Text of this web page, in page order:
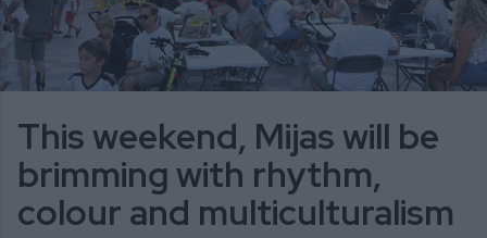
This weekend, Mijas will be
brimming with rhythm,
colour and multiculturalism